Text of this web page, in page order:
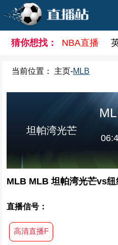
猜你想找： NBA直播
当前位置： 主页-MLB
坦帕湾光芒
MLB MLB 坦帕湾光芒vs纽
直播信号：
高清直播F